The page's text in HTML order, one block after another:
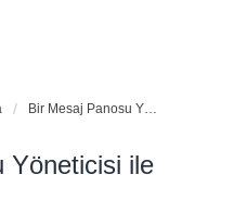
Bir Mesaj Panosu Yöneticisi ile iletişime geçin
Yöneticisi ile